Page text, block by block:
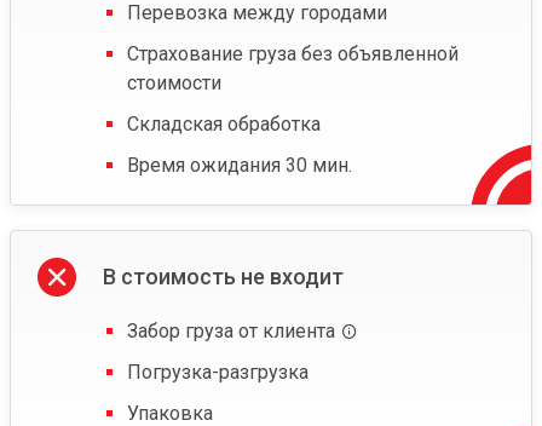
Перевозка между городами
Страхование груза без объявленной
стоимости
Складская обработка
Время ожидания 30 мин.
В стоимость не входит
Забор груза от клиента
Погрузка-разгрузка
Упаковка